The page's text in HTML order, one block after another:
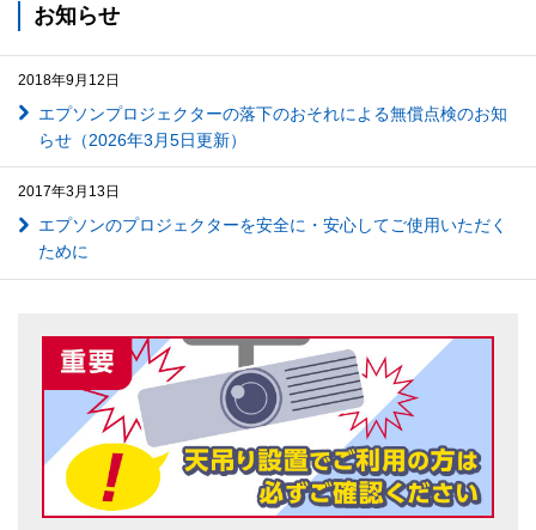
お知らせ
2018年9月12日
エプソンプロジェクターの落下のおそれによる無償点検のお知
らせ（2026年3月5日更新）
2017年3月13日
エプソンのプロジェクターを安全に・安心してご使用いただく
ために